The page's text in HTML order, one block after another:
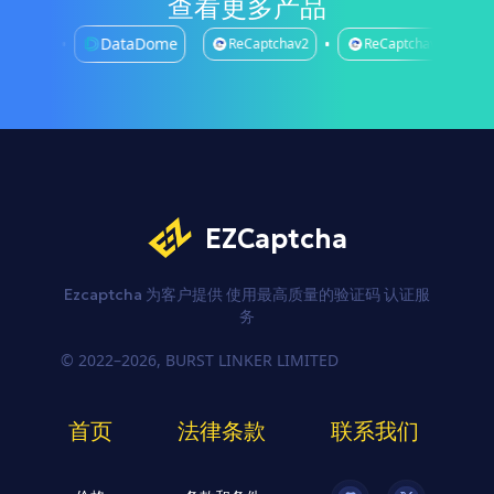
查看更多产品
DataDome ReCaptchav2 ReCaptchav3
EZCaptcha
Ezcaptcha 为客户提供使用最高质量的验证码认证服
务
© 2022–2026, BURST LINKER LIMITED
首页 法律条款 联系我们